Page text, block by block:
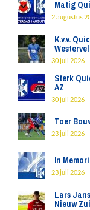
Matig
2 augustus
K.v.v.
30 juli 2026
Sterk
AZ
30 juli 2026
Toer
23 juli 2026
In
23 juli 2026
Lars
Nieuw